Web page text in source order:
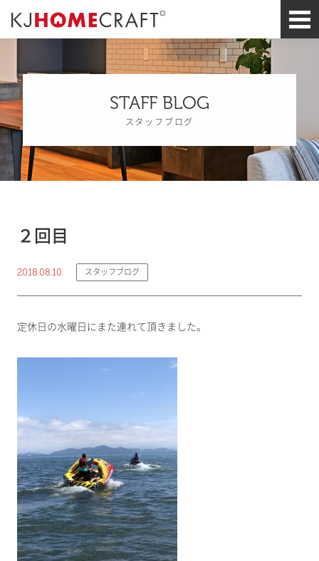
STAFF BLOG
スタッフブログ
２回目
2018.08.10 スタッフブログ
定休日の水曜日にまた連れて頂きました。